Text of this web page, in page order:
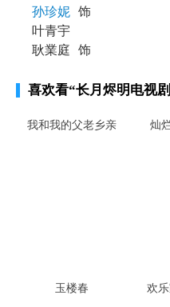
孙珍妮 饰
叶青宇
耿業庭 饰
喜欢看“长月烬明电视
我和我的父老乡亲 灿
玉楼春 欢